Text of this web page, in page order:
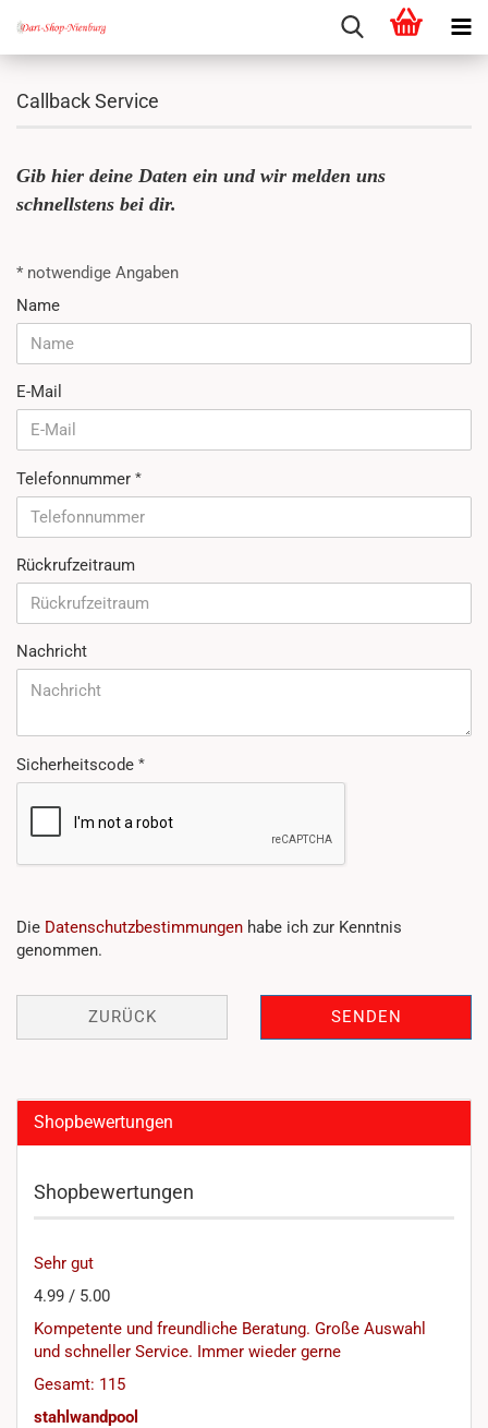
Callback Service
Gib hier deine Daten ein und wir melden uns
schnellstens bei dir.
CALLBACK
SERVICE
* notwendige Angaben
Name
E-Mail
Telefonnummer
Rückrufzeitraum
Nachricht
Sicherheitscode
DATENSCHUTZBESTIMMUNGEN
Die Datenschutzbestimmungen habe ich zur Kenntnis
genommen.
ZURÜCK SENDEN
Shopbewertungen
Shopbewertungen
Sehr gut
4.99 / 5.00
Kompetente und freundliche Beratung. Große Auswahl
und schneller Service. Immer wieder gerne
Gesamt: 115
stahlwandpool